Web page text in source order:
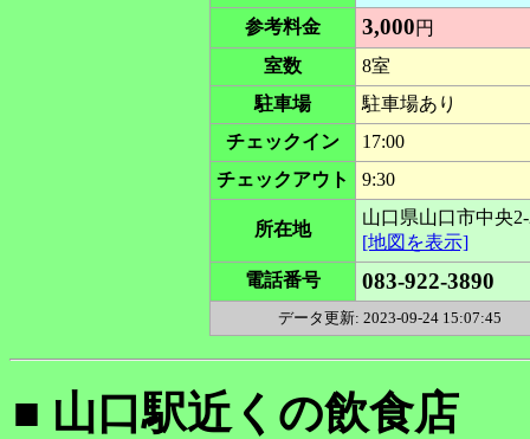
参考料金
3,000円
室数
8室
駐車場
駐車場あり
チェックイン
17:00
チェックアウト
9:30
所在地
山口県山口市中央2-
[地図を表示]
電話番号
083-922-3890
データ更新: 2023-09-24 15:07:45
■ 山口駅近くの飲食店